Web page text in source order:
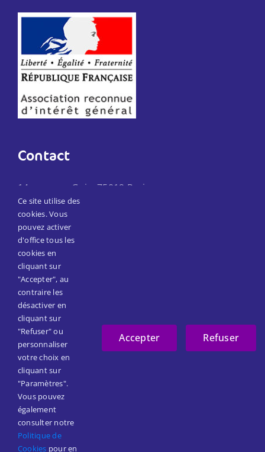
Contact
14 passage Goix, 75019 Paris
Téléphone :01 45 57 21 80
Email: secretariat@reseaumain.fr
Suivez-nous
Facebook
LinkedIn
© Réseau Main IDF 2025 |
Ce site utilise des
cookies. Vous
pouvez activer
d'office tous les
cookies en
cliquant sur
"Accepter", au
contraire les
désactiver en
cliquant sur
"Refuser" ou
personnaliser
votre choix en
cliquant sur
"Paramètres".
Vous pouvez
également
consulter notre
Politique de
Cookies pour en
Accepter Refuser